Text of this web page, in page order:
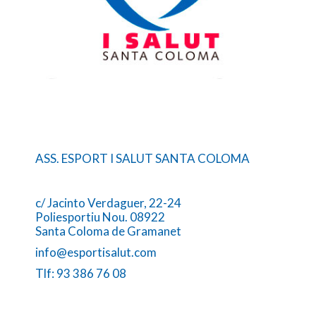
ASS. ESPORT I SALUT SANTA COLOMA
c/ Jacinto Verdaguer, 22-24
Poliesportiu Nou. 08922
Santa Coloma de Gramanet
info@esportisalut.com
Tlf: 93 386 76 08